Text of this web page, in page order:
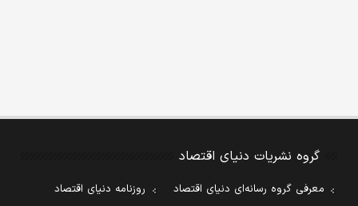
گروه نشریات دنیای اقتصاد
معرفی گروه رسانه‌ای دنیای اقتصاد
روزنامه دنیای اقتصاد